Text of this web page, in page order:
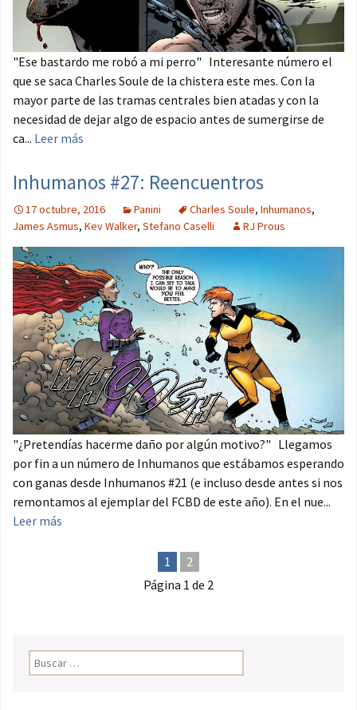
"Ese bastardo me robó a mi perro" Interesante número el
que se saca Charles Soule de la chistera este mes. Con la
mayor parte de las tramas centrales bien atadas y con la
necesidad de dejar algo de espacio antes de sumergirse de
ca... Leer más
Inhumanos #27: Reencuentros
17 octubre, 2016 Panini Charles Soule, Inhumanos,
James Asmus, Kev Walker, Stefano Caselli RJ Prous
"¿Pretendías hacerme daño por algún motivo?" Llegamos
por fin a un número de Inhumanos que estábamos esperando
con ganas desde Inhumanos #21 (e incluso desde antes si nos
remontamos al ejemplar del FCBD de este año). En el nue...
Leer más
1
2
Página 1 de 2
Buscar: